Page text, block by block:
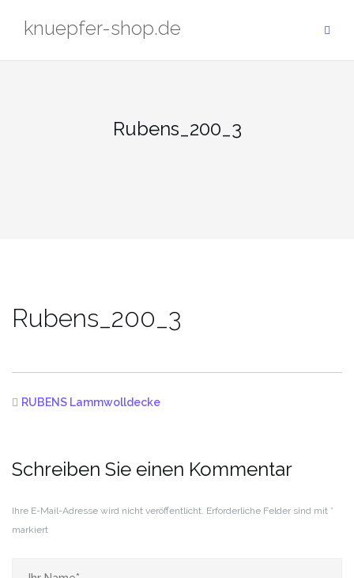
Inhaltknuepfer-shop.de
Rubens_200_3
Rubens_200_3
RUBENS Lammwolldecke
Schreiben Sie einen Kommentar
Ihre E-Mail-Adresse wird nicht veröffentlicht. Erforderliche Felder sind mit *
markiert